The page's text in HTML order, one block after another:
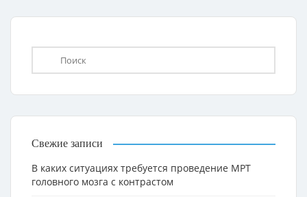
Свежие записи
В каких ситуациях требуется проведение МРТ
головного мозга с контрастом